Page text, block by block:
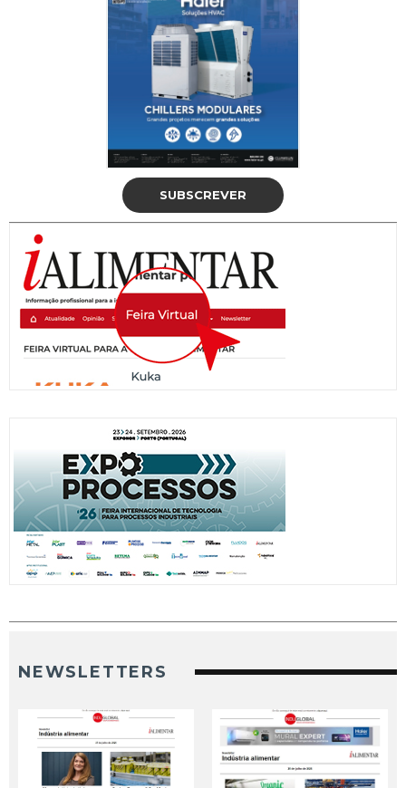
SUBSCREVER
NEWSLETTERS